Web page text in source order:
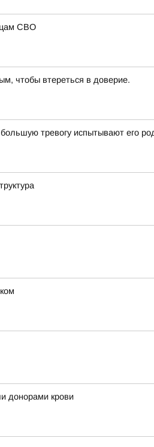
СВО
чтобы втереться в доверие.
тревогу испытывают его
донорами крови